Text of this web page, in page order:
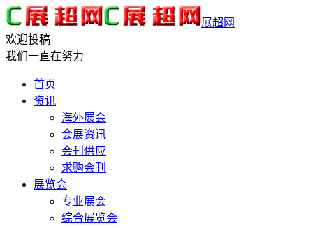
展超网
欢迎投稿
我们一直在努力
首页
资讯
海外展会
会展资讯
会刊供应
求购会刊
展览会
专业展会
综合展览会